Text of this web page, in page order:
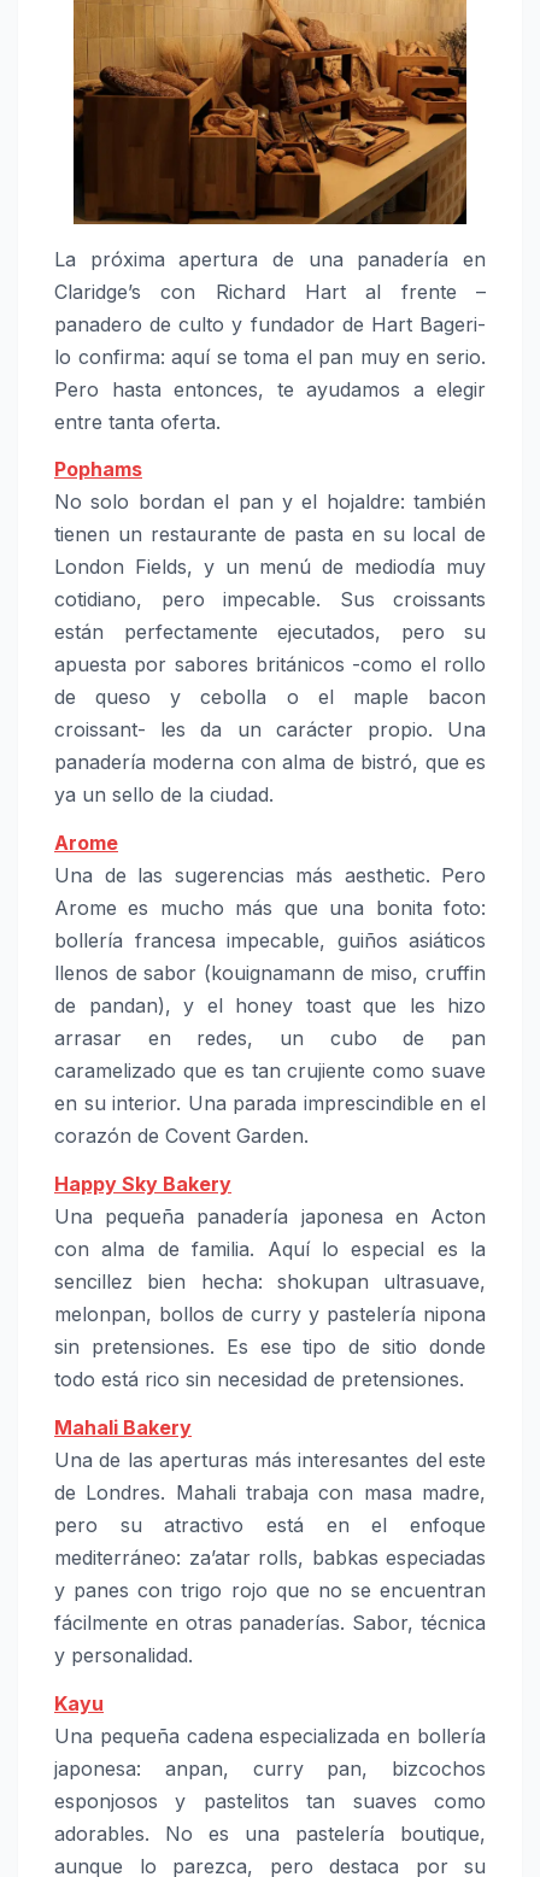
La próxima apertura de una panadería en
Claridge’s con Richard Hart al frente –
panadero de culto y fundador de Hart Bageri-
lo confirma: aquí se toma el pan muy en serio.
Pero hasta entonces, te ayudamos a elegir
entre tanta oferta.
Pophams
No solo bordan el pan y el hojaldre: también
tienen un restaurante de pasta en su local de
London Fields, y un menú de mediodía muy
cotidiano, pero impecable. Sus croissants
están perfectamente ejecutados, pero su
apuesta por sabores británicos -como el rollo
de queso y cebolla o el maple bacon
croissant- les da un carácter propio. Una
panadería moderna con alma de bistró, que es
ya un sello de la ciudad.
Arome
Una de las sugerencias más aesthetic. Pero
Arome es mucho más que una bonita foto:
bollería francesa impecable, guiños asiáticos
llenos de sabor (kouignamann de miso, cruffin
de pandan), y el honey toast que les hizo
arrasar en redes, un cubo de pan
caramelizado que es tan crujiente como suave
en su interior. Una parada imprescindible en el
corazón de Covent Garden.
Happy Sky Bakery
Una pequeña panadería japonesa en Acton
con alma de familia. Aquí lo especial es la
sencillez bien hecha: shokupan ultrasuave,
melonpan, bollos de curry y pastelería nipona
sin pretensiones. Es ese tipo de sitio donde
todo está rico sin necesidad de pretensiones.
Mahali Bakery
Una de las aperturas más interesantes del este
de Londres. Mahali trabaja con masa madre,
pero su atractivo está en el enfoque
mediterráneo: za’atar rolls, babkas especiadas
y panes con trigo rojo que no se encuentran
fácilmente en otras panaderías. Sabor, técnica
y personalidad.
Kayu
Una pequeña cadena especializada en bollería
japonesa: anpan, curry pan, bizcochos
esponjosos y pastelitos tan suaves como
adorables. No es una pastelería boutique,
aunque lo parezca, pero destacа por su